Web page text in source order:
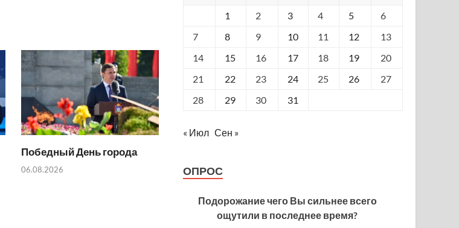
Победный День города
06.08.2026
1
2 3 4 5
6
7
8 9 10 11 12
13
14
15 16 17 18 19
20
21
22 23 24 25 26
27
28
29 30 31
« Июл Сен »
ОПРОС
Подорожание чего Вы сильнее всего
ощутили в последнее время?